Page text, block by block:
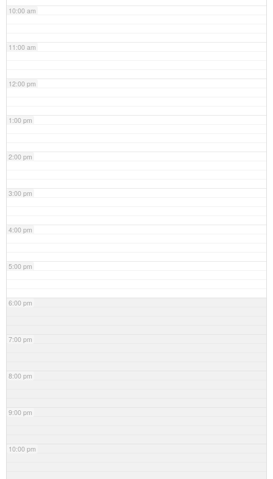
10:00 am
11:00 am
12:00 pm
1:00 pm
2:00 pm
3:00 pm
4:00 pm
5:00 pm
6:00 pm
7:00 pm
8:00 pm
9:00 pm
10:00 pm